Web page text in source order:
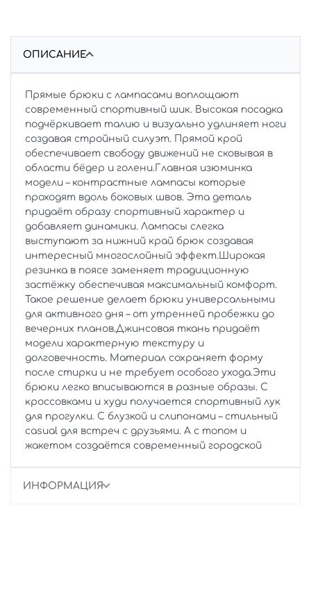
ОПИСАНИЕ
Прямые брюки с лампасами воплощают
современный спортивный шик. Высокая посадка
подчёркивает талию и визуально удлиняет ноги
создавая стройный силуэт. Прямой крой
обеспечивает свободу движений не сковывая в
области бёдер и голени.Главная изюминка
модели – контрастные лампасы которые
проходят вдоль боковых швов. Эта деталь
придаёт образу спортивный характер и
добавляет динамики. Лампасы слегка
выступают за нижний край брюк создавая
интересный многослойный эффект.Широкая
резинка в поясе заменяет традиционную
застёжку обеспечивая максимальный комфорт.
Такое решение делает брюки универсальными
для активного дня – от утренней пробежки до
вечерних планов.Джинсовая ткань придаёт
модели характерную текстуру и
долговечность. Материал сохраняет форму
после стирки и не требует особого ухода.Эти
брюки легко вписываются в разные образы. С
кроссовками и худи получается спортивный лук
для прогулки. С блузкой и слипонами – стильный
casual для встреч с друзьями. А с топом и
жакетом создаётся современный городской
ИНФОРМАЦИЯ